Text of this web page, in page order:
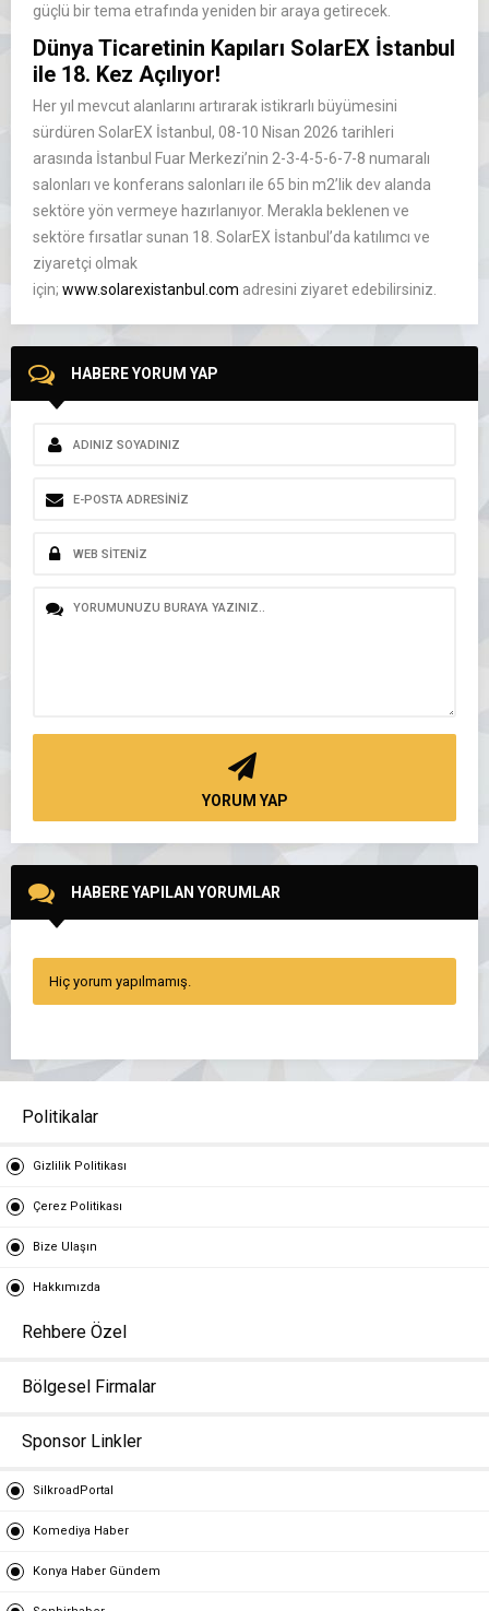
güçlü bir tema etrafında yeniden bir araya getirecek.
Dünya Ticaretinin Kapıları SolarEX İstanbul
ile 18. Kez Açılıyor!
Her yıl mevcut alanlarını artırarak istikrarlı büyümesini
sürdüren SolarEX İstanbul, 08-10 Nisan 2026 tarihleri
arasında İstanbul Fuar Merkezi’nin 2-3-4-5-6-7-8 numaralı
salonları ve konferans salonları ile 65 bin m2’lik dev alanda
sektöre yön vermeye hazırlanıyor. Merakla beklenen ve
sektöre fırsatlar sunan 18. SolarEX İstanbul’da katılımcı ve
ziyaretçi olmak
için; www.solarexistanbul.com adresini ziyaret edebilirsiniz.
HABERE YORUM YAP
YORUM YAP
HABERE YAPILAN YORUMLAR
Hiç yorum yapılmamış.
Politikalar
Gizlilik Politikası
Çerez Politikası
Bize Ulaşın
Hakkımızda
Rehbere Özel
Bölgesel Firmalar
Sponsor Linkler
SilkroadPortal
Komediya Haber
Konya Haber Gündem